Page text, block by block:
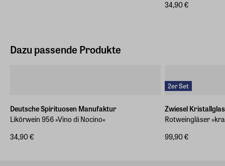
34,90 €
Dazu passende Produkte
Deutsche Spirituosen Manufaktur
Likörwein 956 »Vino di Nocino«
34,90 €
2er Set
Zwiesel Kristallglas
Rotweingläser
99,90 €